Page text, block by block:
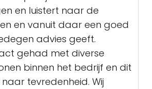
en luistert naar de
en vanuit daar een goed
advies geeft.
gehad met diverse
binnen het bedrijf en dit
tevredenheid. Wij